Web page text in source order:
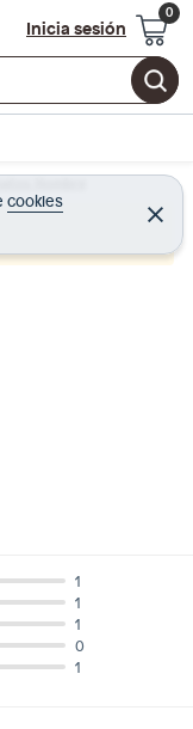
Inicia sesión
cookies C
e
r
Hombre
1
0
1
1
1